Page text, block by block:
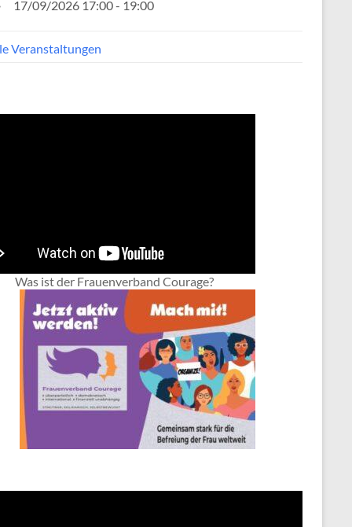
17/09/2026 17:00 - 19:00
Veranstaltungen
Was ist der Frauenverband Courage?